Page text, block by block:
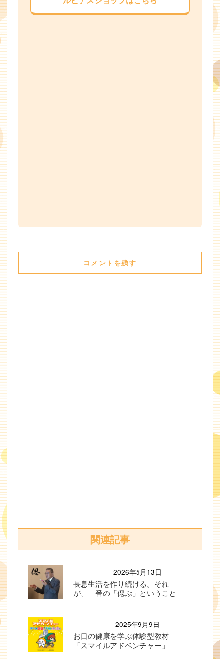
コメントを残す
関連記事
2026年5月13日
長息生活を作り続ける。それ
が、一番の「偲ぶ」ということ
2025年9月9日
お口の健康を学ぶ体験型教材
「スマイルアドベンチャー」